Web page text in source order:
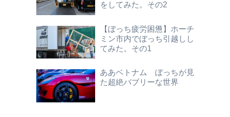
をしてみた。その2
【ぼっち疲労困憊】ホーチ
ミン市内でぼっち引越しし
てみた。その1
ああベトナム ぼっちが見
た超絶バブリーな世界